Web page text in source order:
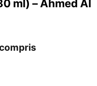
ml) – Ahmed Al